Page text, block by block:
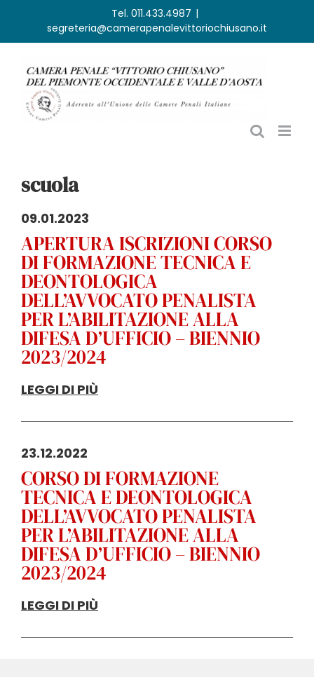
Tel. 011.433.4987 |
segreteria@camerapenalevittoriochiusano.it
scuola
09.01.2023
APERTURA ISCRIZIONI CORSO
DI FORMAZIONE TECNICA E
DEONTOLOGICA
DELL’AVVOCATO PENALISTA
PER L’ABILITAZIONE ALLA
DIFESA D’UFFICIO – BIENNIO
2023/2024
LEGGI DI PIÙ
23.12.2022
CORSO DI FORMAZIONE
TECNICA E DEONTOLOGICA
DELL’AVVOCATO PENALISTA
PER L’ABILITAZIONE ALLA
DIFESA D’UFFICIO – BIENNIO
2023/2024
LEGGI DI PIÙ